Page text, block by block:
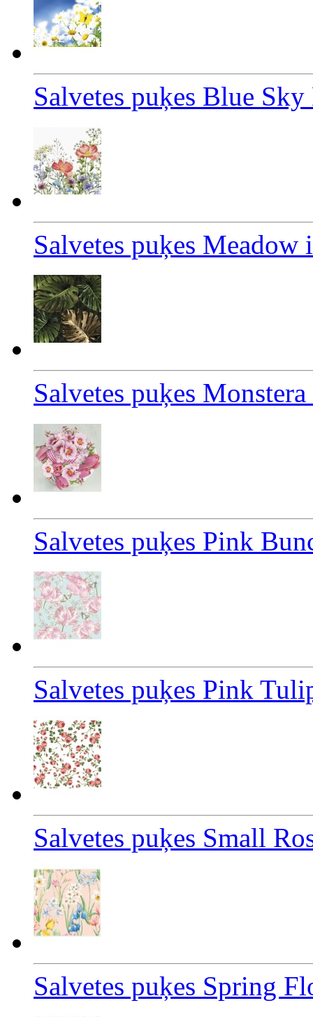
Salvetes puķes Blue
Salvetes puķes Meadow
Salvetes puķes
Salvetes puķes Pink
Salvetes puķes Pink
Salvetes puķes Small
Salvetes puķes Spring